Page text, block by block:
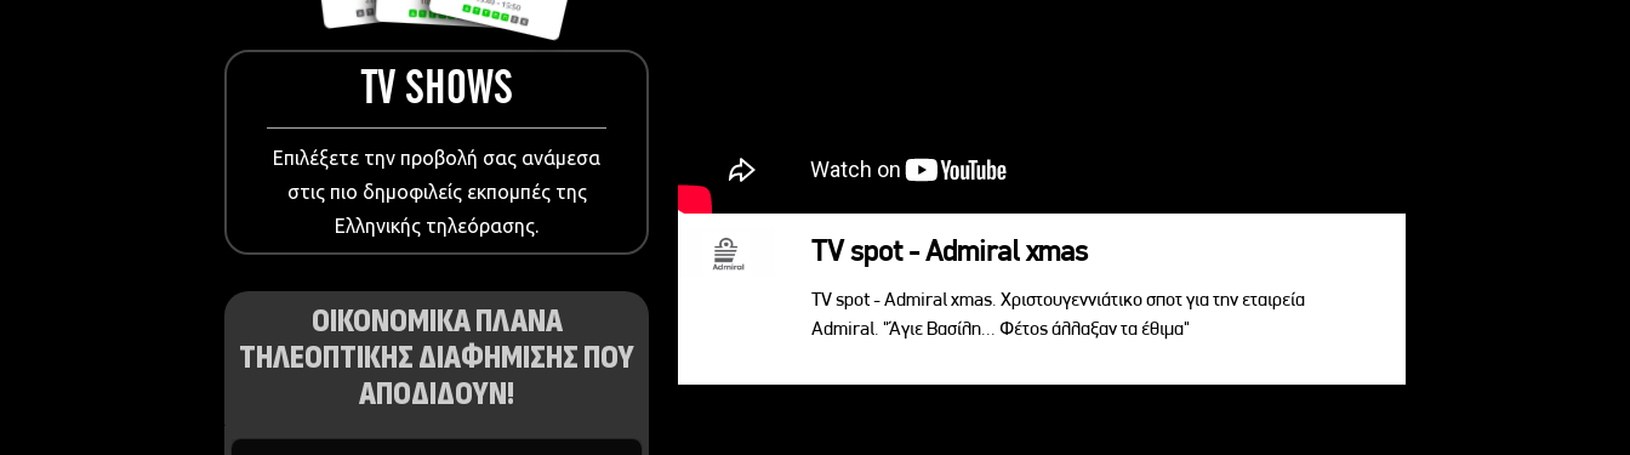
TV SHOWS
Επιλέξετε την προβολή σας ανάμεσα
στις πιο δημοφιλείς εκπομπές της
Ελληνικής τηλεόρασης.
ΟΙΚΟΝΟΜΙΚΑ ΠΛΑΝΑ
ΤΗΛΕΟΠΤΙΚΗΣ ΔΙΑΦΗΜΙΣΗΣ ΠΟΥ
ΑΠΟΔΙΔΟΥΝ!
TV spot - Admiral xmas
TV spot - Admiral xmas. Χριστουγεννιάτικο σποτ για την εταιρεία
Admiral. "Άγιε Βασίλη... Φέτος άλλαξαν τα έθιμα"